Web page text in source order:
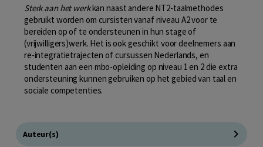
Sterk aan het werkkan naast andere NT2-taalmethodes
gebruikt worden om cursisten vanaf niveau A2 voor te
bereiden op of te ondersteunen in hun stage of
(vrijwilligers)werk. Het is ook geschikt voor deelnemers aan
re-integratietrajecten of cursussen Nederlands, en
studenten aan een mbo-opleiding op niveau 1 en 2 die extra
ondersteuning kunnen gebruiken op het gebied van taal en
sociale competenties.
Auteur(s)